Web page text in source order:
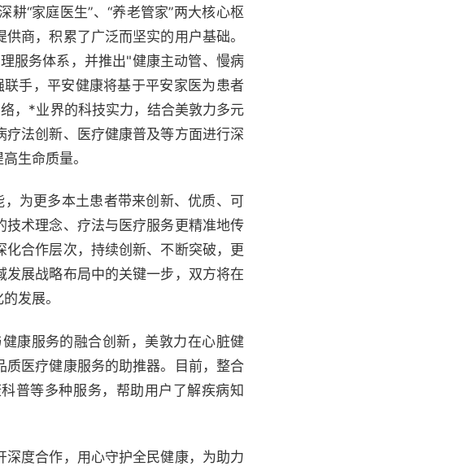
“家庭医生”、“养老管家”两大核心枢
商，积累了广泛而坚实的用户基础。
服务体系，并推出"健康主动管、慢病
手，平安健康将基于平安家医为患者
，*业界的科技实力，结合美敦力多元
法创新、医疗健康普及等方面进行深
生命质量。
为更多本土患者带来创新、优质、可
术理念、疗法与医疗服务更精准地传
合作层次，持续创新、不断突破，更
展战略布局中的关键一步，双方将在
发展。
康服务的融合创新，美敦力在心脏健
医疗健康服务的助推器。目前，整合
普等多种服务，帮助用户了解疾病知
度合作，用心守护全民健康，为助力